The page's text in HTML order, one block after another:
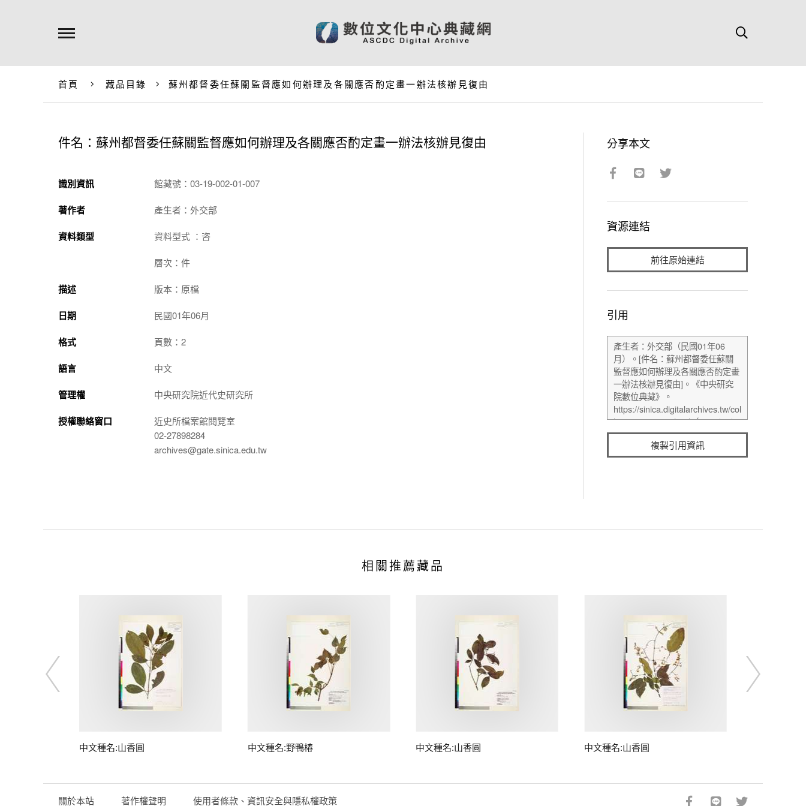
首頁 藏品目錄 蘇州都督委任蘇關監督應如何辦理及各關應否酌定畫一辦法核辦見復由
件名：蘇州都督委任蘇關監督應如何辦理及各關應否酌定畫一辦法核辦見復由
識別資訊 館藏號：03-19-002-01-007
著作者 產生者：外交部
資料類型 資料型式 ：咨
層次：件
描述 版本：原檔
日期 民國01年06月
格式 頁數：2
語言 中文
管理權 中央研究院近代史研究所
授權聯絡窗口
近史所檔案館閱覽室
02-27898284
archives@gate.sinica.edu.tw
分享本文
資源連結
前往原始連結
引用
複製引用資訊
相關推薦藏品
中文種名:山香圓 中文種名:野鴨椿 中文種名:山香圓 中文種名:山香圓
關於本站 著作權聲明 使用者條款、資訊安全與隱私權政策